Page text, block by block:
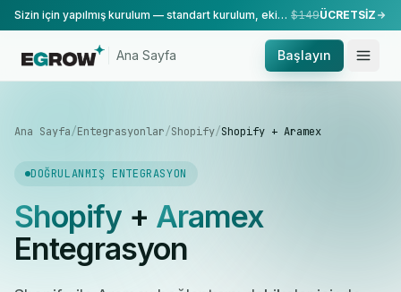
Sizin için yapılmış kurulum — standart kurulum, ekibimiz tarafından yapılır. $149ÜCRETSİZ
Ana Sayfa Başlayın
Ana Sayfa/Entegrasyonlar/Shopify/Shopify + Aramex
DOĞRULANMIŞ ENTEGRASYON
Shopify+ Aramex
Entegrasyon